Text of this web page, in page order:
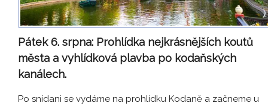
Pátek 6. srpna: Prohlídka nejkrásnějších koutů
města a vyhlídková plavba po kodaňských
kanálech.
Po snídani se vydáme na prohlídku Kodaně a začneme u